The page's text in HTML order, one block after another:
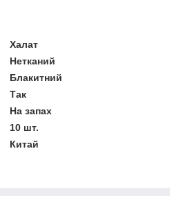
Халат
Нетканий
Блакитний
Так
На запах
10 шт.
Китай